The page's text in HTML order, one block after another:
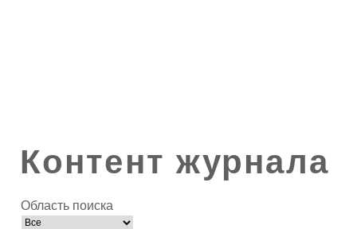
Контент журнала
Область поиска